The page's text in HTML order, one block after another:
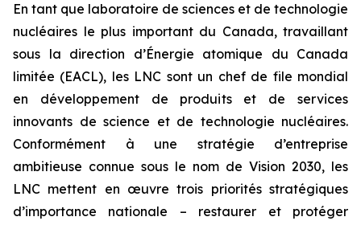
En tant que laboratoire de sciences et de technologie
nucléaires le plus important du Canada, travaillant
sous la direction d’Énergie atomique du Canada
limitée (EACL), les LNC sont un chef de file mondial
en développement de produits et de services
innovants de science et de technologie nucléaires.
Conformément à une stratégie d’entreprise
ambitieuse connue sous le nom de Vision 2030, les
LNC mettent en œuvre trois priorités stratégiques
d’importance nationale – restaurer et protéger